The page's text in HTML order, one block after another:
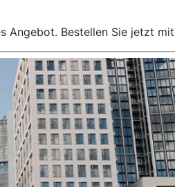
Angebot. Bestellen Sie jetzt